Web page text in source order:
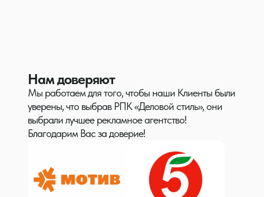
Нам доверяют
Мы работаем для того, чтобы наши Клиенты были
уверены, что выбрав РПК «Деловой стиль», они
выбрали лучшее рекламное агентство!
Благодарим Вас за доверие!